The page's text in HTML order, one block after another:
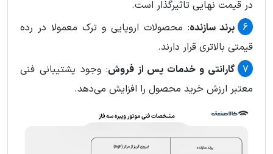
در قیمت نهایی تاثیرگذار است.
برند سازنده: محصولات اروپایی و ترک معمولا در رده
قیمتی بالاتری قرار دارند.
گارانتی و خدمات پس از فروش: وجود پشتیبانی فنی
معتبر ارزش خرید محصول را افزایش می‌دهد.